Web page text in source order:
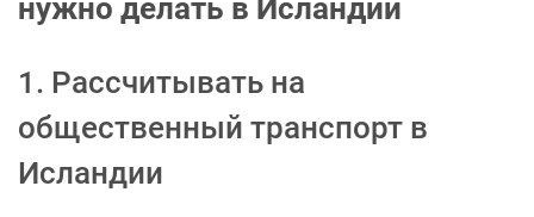
нужно делать в Исландии
1. Рассчитывать на
общественный транспорт в
Исландии